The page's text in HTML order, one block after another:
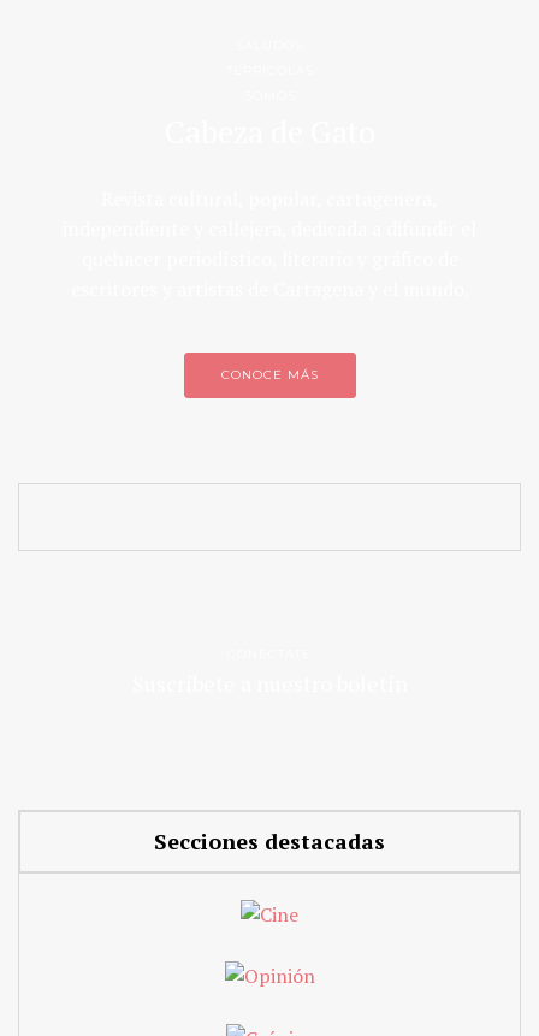
CONOCE MÁS
Secciones destacadas